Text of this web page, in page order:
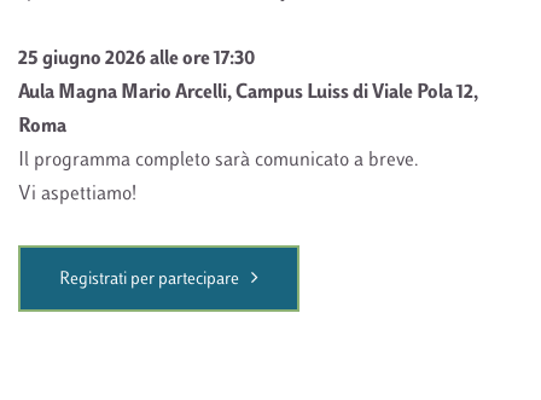
25 giugno 2026 alle ore 17:30
Aula Magna Mario Arcelli, Campus Luiss di Viale Pola 12,
Roma
Il programma completo sarà comunicato a breve.
Vi aspettiamo!
Registrati per partecipare